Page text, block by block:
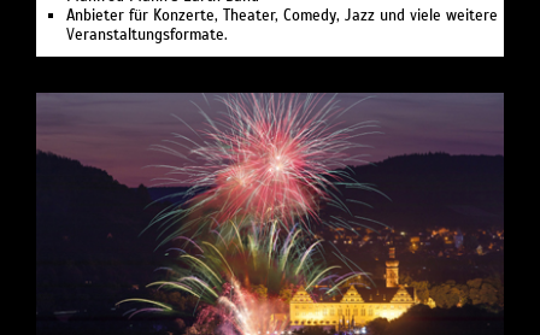
Anbieter für Konzerte, Theater, Comedy, Jazz und viele weitere
Veranstaltungsformate.